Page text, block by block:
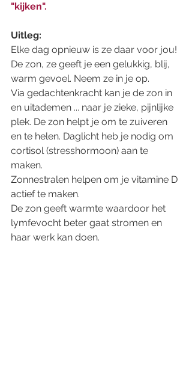
"kijken".
Uitleg:
Elke dag opnieuw is ze daar voor jou!
De zon, ze geeft je een gelukkig, blij,
warm gevoel. Neem ze in je op.
Via gedachtenkracht kan je de zon in
en uitademen ... naar je zieke, pijnlijke
plek. De zon helpt je om te zuiveren
en te helen. Daglicht heb je nodig om
cortisol (stresshormoon) aan te
maken.
Zonnestralen helpen om je vitamine D
actief te maken.
De zon geeft warmte waardoor het
lymfevocht beter gaat stromen en
haar werk kan doen.